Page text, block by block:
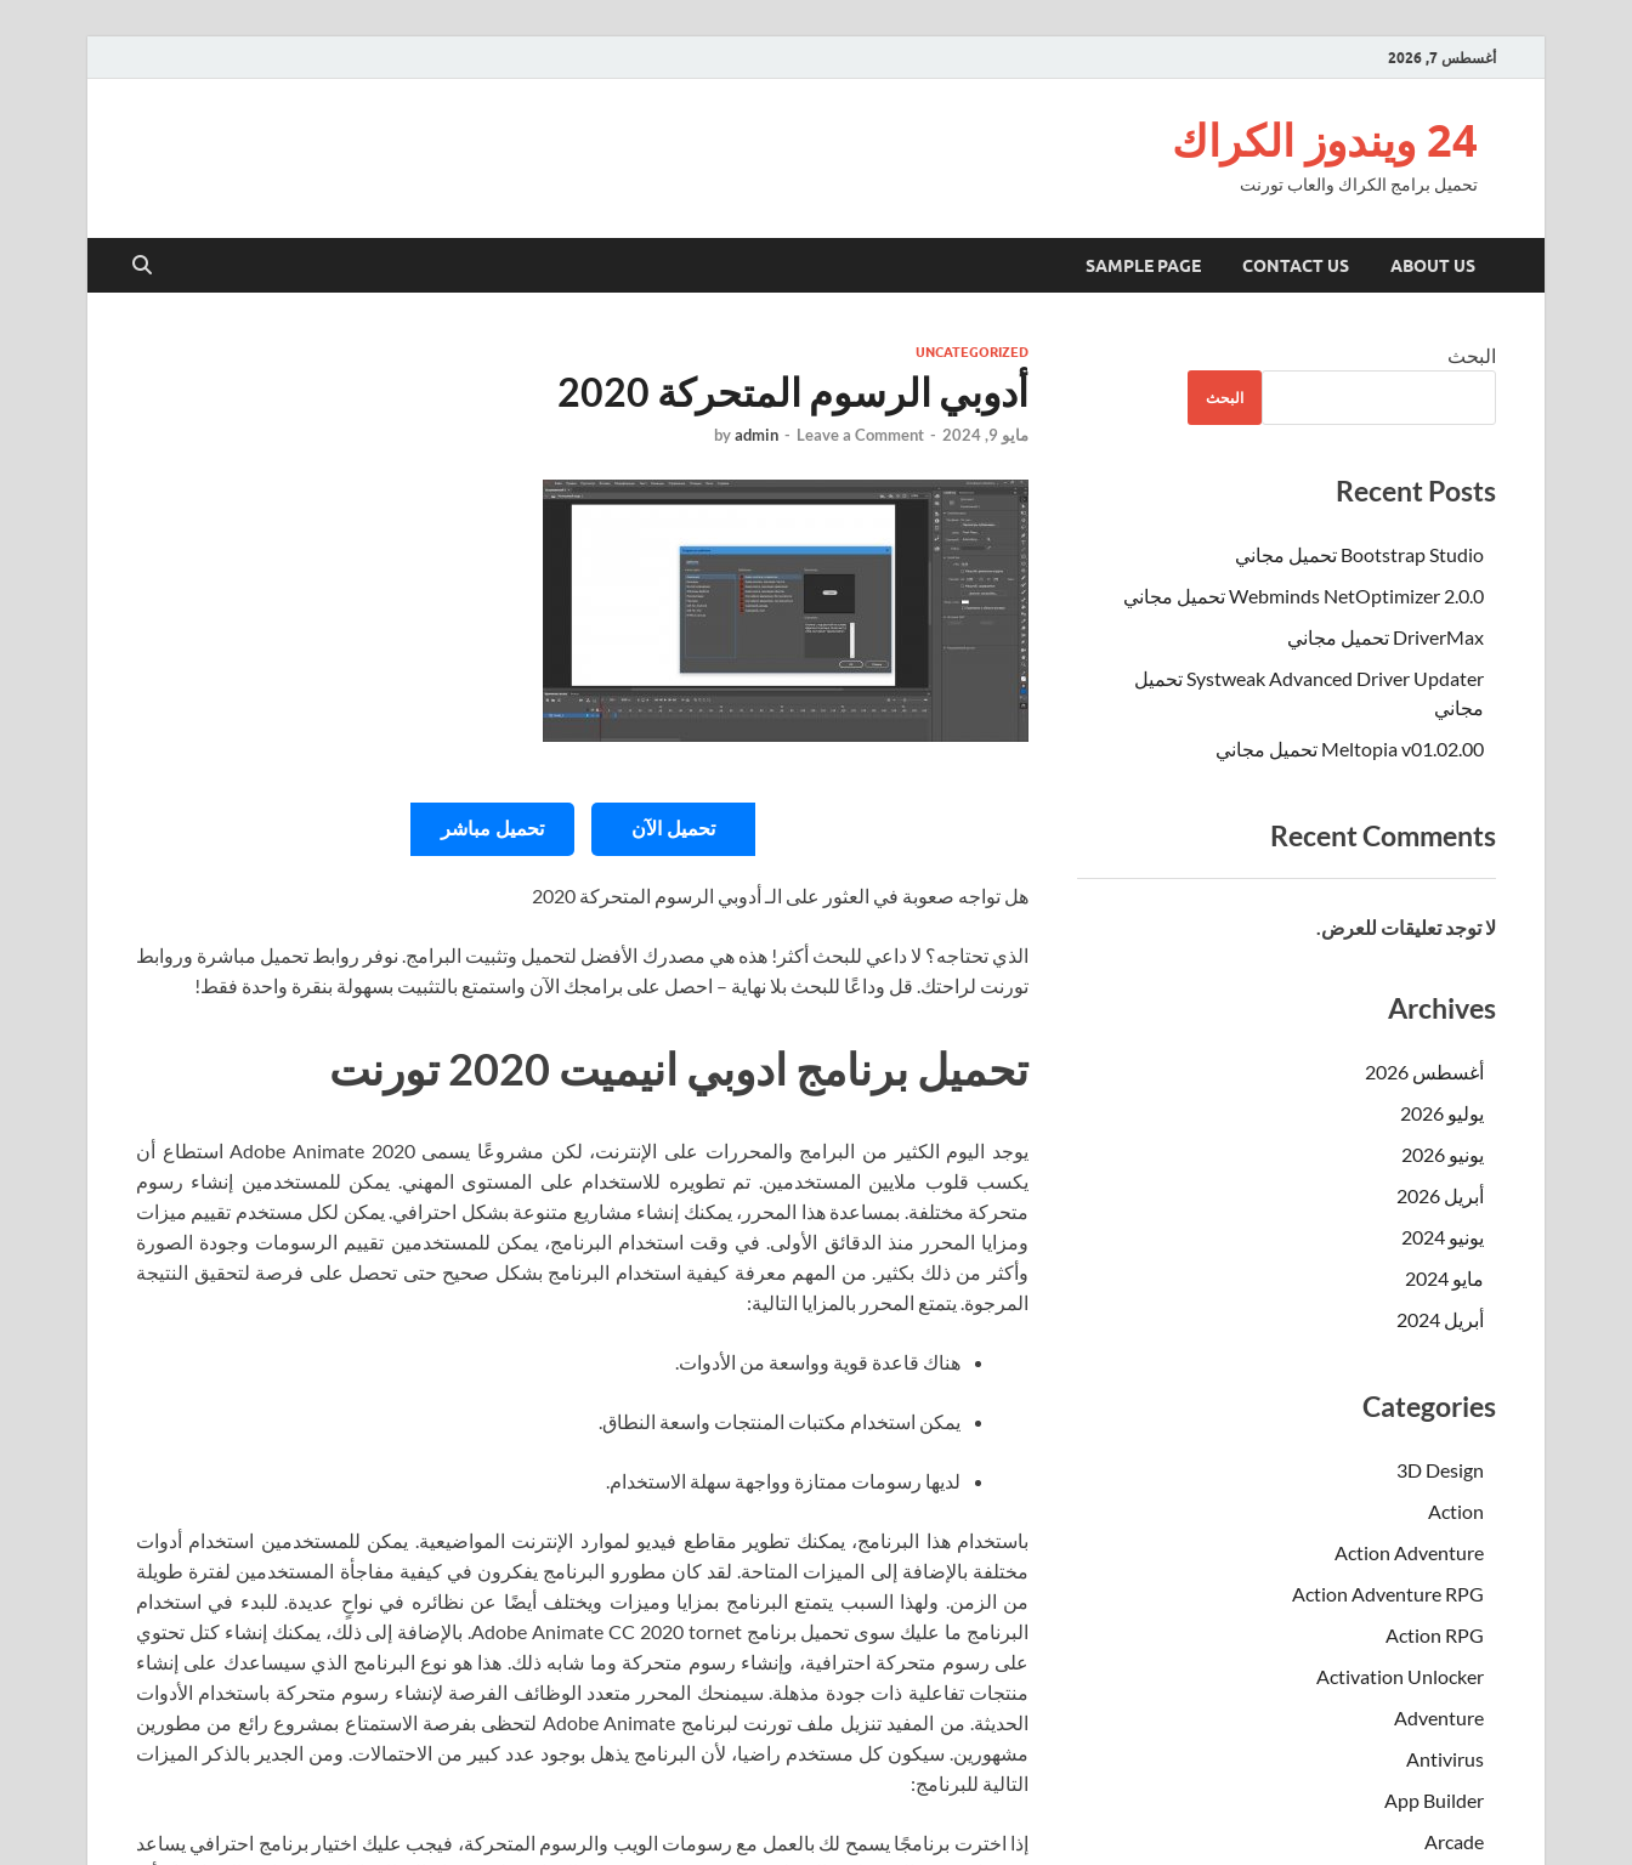
أغسطس 7, 2026
24 ويندوز الكراك
تحميل برامج الكراك والعاب تورنت
ABOUT US
CONTACT US
SAMPLE PAGE
UNCATEGORIZED
أدوبي الرسوم المتحركة 2020
مايو 9, 2024 -
byadmin - Leave a Comment
تحميل الآن تحميل مباشر
هل تواجه صعوبة في العثور على الـ أدوبي الرسوم المتحركة 2020
الذي تحتاجه؟ لا داعي للبحث أكثر! هذه هي مصدرك الأفضل لتحميل وتثبيت البرامج. نوفر روابط تحميل مباشرة وروابط
تورنت لراحتك. قل وداعًا للبحث بلا نهاية – احصل على برامجك الآن واستمتع بالتثبيت بسهولة بنقرة واحدة فقط!
تحميل برنامج ادوبي انيميت 2020 تورنت
يوجد اليوم الكثير من البرامج والمحررات على الإنترنت، لكن مشروعًا يسمى Adobe Animate 2020 استطاع أن
يكسب قلوب ملايين المستخدمين. تم تطويره للاستخدام على المستوى المهني. يمكن للمستخدمين إنشاء رسوم
متحركة مختلفة. بمساعدة هذا المحرر، يمكنك إنشاء مشاريع متنوعة بشكل احترافي. يمكن لكل مستخدم تقييم ميزات
ومزايا المحرر منذ الدقائق الأولى. في وقت استخدام البرنامج، يمكن للمستخدمين تقييم الرسومات وجودة الصورة
وأكثر من ذلك بكثير. من المهم معرفة كيفية استخدام البرنامج بشكل صحيح حتى تحصل على فرصة لتحقيق النتيجة
المرجوة. يتمتع المحرر بالمزايا التالية:
هناك قاعدة قوية وواسعة من الأدوات.
يمكن استخدام مكتبات المنتجات واسعة النطاق.
لديها رسومات ممتازة وواجهة سهلة الاستخدام.
باستخدام هذا البرنامج، يمكنك تطوير مقاطع فيديو لموارد الإنترنت المواضيعية. يمكن للمستخدمين استخدام أدوات
مختلفة بالإضافة إلى الميزات المتاحة. لقد كان مطورو البرنامج يفكرون في كيفية مفاجأة المستخدمين لفترة طويلة
من الزمن. ولهذا السبب يتمتع البرنامج بمزايا وميزات ويختلف أيضًا عن نظائره في نواحٍ عديدة. للبدء في استخدام
البرنامج ما عليك سوى تحميل برنامج Adobe Animate CC 2020 tornet. بالإضافة إلى ذلك، يمكنك إنشاء كتل تحتوي
على رسوم متحركة احترافية، وإنشاء رسوم متحركة وما شابه ذلك. هذا هو نوع البرنامج الذي سيساعدك على إنشاء
منتجات تفاعلية ذات جودة مذهلة. سيمنحك المحرر متعدد الوظائف الفرصة لإنشاء رسوم متحركة باستخدام الأدوات
الحديثة. من المفيد تنزيل ملف تورنت لبرنامج Adobe Animate لتحظى بفرصة الاستمتاع بمشروع رائع من مطورين
مشهورين. سيكون كل مستخدم راضيا، لأن البرنامج يذهل بوجود عدد كبير من الاحتمالات. ومن الجدير بالذكر الميزات
التالية للبرنامج:
إذا اخترت برنامجًا يسمح لك بالعمل مع رسومات الويب والرسوم المتحركة، فيجب عليك اختيار برنامج احترافي يساعد
البحث
البحث
Recent Posts
Bootstrap Studio تحميل مجاني
Webminds NetOptimizer 2.0.0 تحميل مجاني
DriverMax تحميل مجاني
Systweak Advanced Driver Updater تحميل
مجاني
Meltopia v01.02.00 تحميل مجاني
Recent Comments
لا توجد تعليقات للعرض.
Archives
أغسطس 2026
يوليو 2026
يونيو 2026
أبريل 2026
يونيو 2024
مايو 2024
أبريل 2024
Categories
3D Design
Action
Action Adventure
Action Adventure RPG
Action RPG
Activation Unlocker
Adventure
Antivirus
App Builder
Arcade